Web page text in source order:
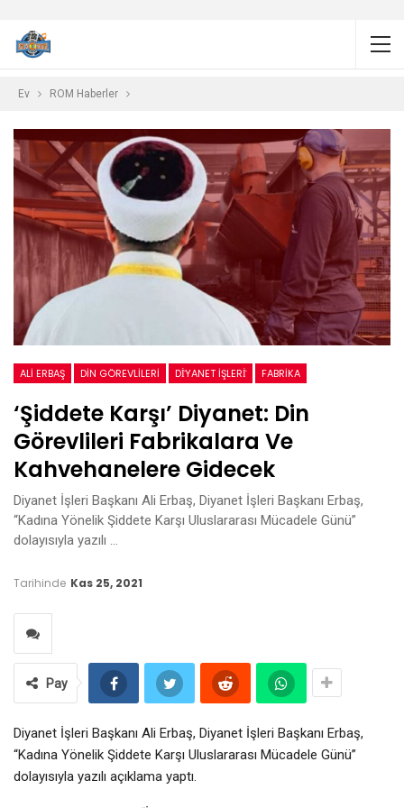
Ev ROM Haberler
ALI ERBAŞ DIN GÖREVLILERI DİYANET İŞLERİ FABRIKA
‘Şiddete Karşı’ Diyanet: Din
Görevlileri Fabrikalara Ve
Kahvehanelere Gidecek
Diyanet İşleri Başkanı Ali Erbaş, Diyanet İşleri Başkanı Erbaş,
“Kadına Yönelik Şiddete Karşı Uluslararası Mücadele Günü”
dolayısıyla yazılı …
Tarihinde Kas 25, 2021
Pay
Diyanet İşleri Başkanı Ali Erbaş, Diyanet İşleri Başkanı Erbaş,
“Kadına Yönelik Şiddete Karşı Uluslararası Mücadele Günü”
dolayısıyla yazılı açıklama yaptı.